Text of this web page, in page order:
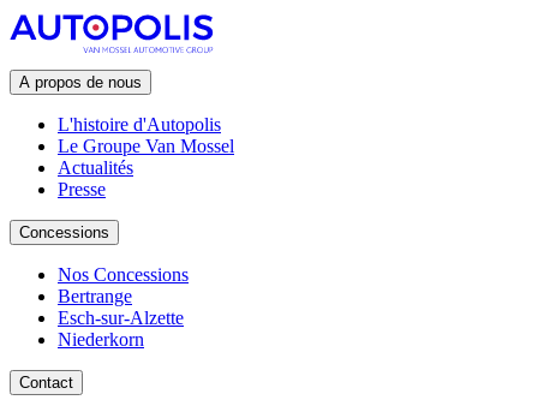
A propos de nous
L'histoire d'Autopolis
Le Groupe Van Mossel
Actualités
Presse
Concessions
Nos Concessions
Bertrange
Esch-sur-Alzette
Niederkorn
Contact